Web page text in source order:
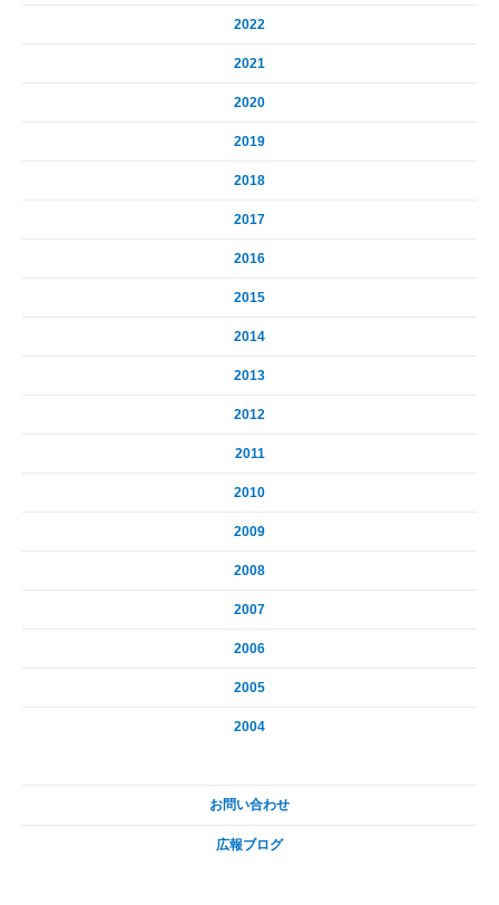
2022
2021
2020
2019
2018
2017
2016
2015
2014
2013
2012
2011
2010
2009
2008
2007
2006
2005
2004
お問い合わせ
広報ブログ